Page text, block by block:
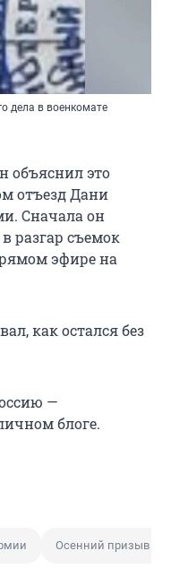
дела в военкомате
объяснил это
отъезд Дани
Сначала он
разгар съемок
эфире на
как остался без
—
блоге.
Осенний призыв